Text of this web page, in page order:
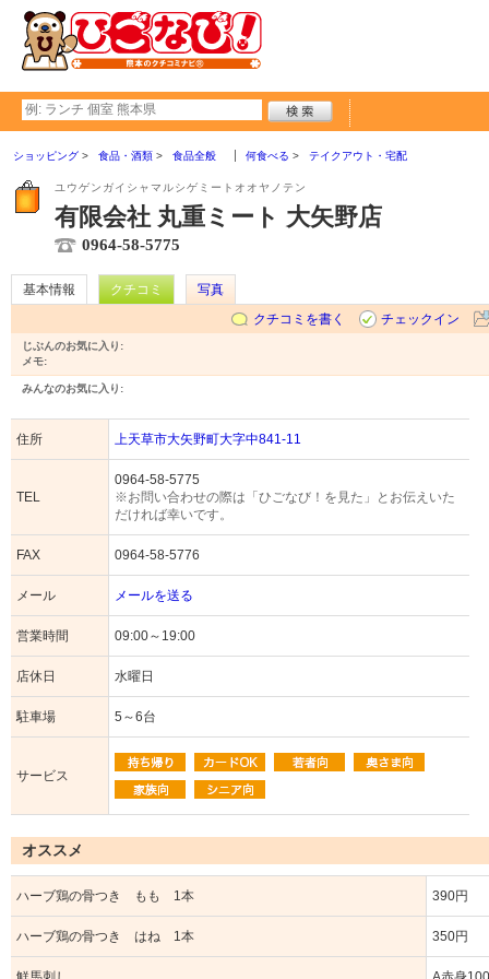
ショッピング 食品・酒類 食品全般 何食べる テイクアウト・宅配
ユウゲンガイシャマルシゲミートオオヤノテン
有限会社 丸重ミート 大矢野店
0964-58-5775
基本情報 クチコミ
写真
クチコミを書く
チェックイン
じぶんのお気に入り:
メモ:
みんなのお気に入り:
住所 上天草市大矢野町大字中841-11
TEL
0964-58-5775
※お問い合わせの際は「ひごなび！を見た」とお伝えいた
だければ幸いです。
FAX 0964-58-5776
メール メールを送る
営業時間 09:00～19:00
店休日 水曜日
駐車場 5～6台
サービス
オススメ
ハーブ鶏の骨つき もも 1本 390円
ハーブ鶏の骨つき はね 1本 350円